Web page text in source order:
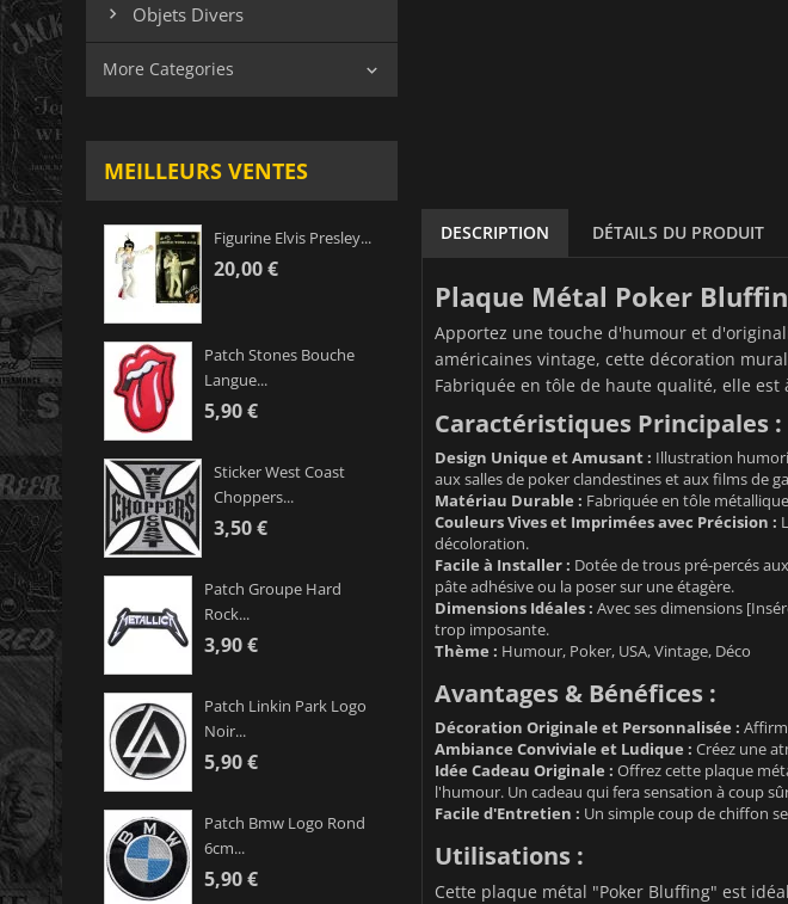
 Objets Divers
More Categories 
MEILLEURS VENTES
Figurine Elvis Presley...
20,00 €
Patch Stones Bouche
Langue...
5,90 €
Sticker West Coast
Choppers...
3,50 €
Patch Groupe Hard
Rock...
3,90 €
Patch Linkin Park Logo
Noir...
5,90 €
Patch Bmw Logo Rond
6cm...
5,90 €
DESCRIPTION DÉTAILS DU PRODUIT
Plaque Métal Poker
Apportez une touche d'humour et
américaines vintage, cette décoration
Fabriquée en tôle de haute qualité, elle
Caractéristiques Principales :
Design Unique et Amusant : Illustration
aux salles de poker clandestines et aux films de
Matériau Durable : Fabriquée en tôle
Couleurs Vives et Imprimées avec Précision :
décoloration.
Facile à Installer : Dotée de trous pré-percés
pâte adhésive ou la poser sur une étagère.
Dimensions Idéales : Avec ses dimensions
trop imposante.
Thème : Humour, Poker, USA, Vintage, Déco
Avantages & Bénéfices :
Décoration Originale et Personnalisée :
Ambiance Conviviale et Ludique : Créez une
Idée Cadeau Originale : Offrez cette plaque
l'humour. Un cadeau qui fera sensation à coup
Facile d'Entretien : Un simple coup de chiffon
Utilisations :
Cette plaque métal "Poker Bluffing" est